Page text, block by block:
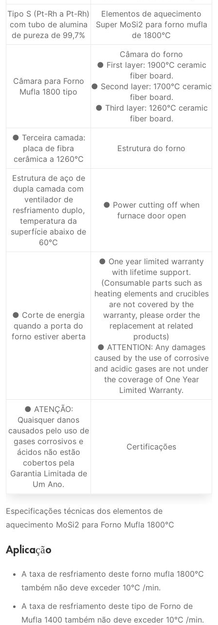
Tipo S (Pt-Rh a Pt-Rh)
com tubo de alumina
de pureza de 99,7%
Elementos de aquecimento
Super MoSi2 para forno mufla
de 1800°C
Câmara para Forno
Mufla 1800 tipo
Câmara do forno
● First layer: 1900℃ ceramic
fiber board.
● Second layer: 1700℃ ceramic
fiber board.
● Third layer: 1260℃ ceramic
fiber board.
● Terceira camada:
placa de fibra
cerâmica a 1260℃
Estrutura do forno
Estrutura de aço de
dupla camada com
ventilador de
resfriamento duplo,
temperatura da
superfície abaixo de
60℃
● Power cutting off when
furnace door open
● Corte de energia
quando a porta do
forno estiver aberta
● One year limited warranty
with lifetime support.
(Consumable parts such as
heating elements and crucibles
are not covered by the
warranty, please order the
replacement at related
products)
● ATTENTION: Any damages
caused by the use of corrosive
and acidic gases are not under
the coverage of One Year
Limited Warranty.
● ATENÇÃO:
Quaisquer danos
causados pelo uso de
gases corrosivos e
ácidos não estão
cobertos pela
Garantia Limitada de
Um Ano.
Certificações
Especificações técnicas dos elementos de
aquecimento MoSi2 para Forno Mufla 1800℃
Aplicação
A taxa de resfriamento deste forno mufla 1800℃
também não deve exceder 10℃ /min.
A taxa de resfriamento deste tipo de Forno de
Mufla 1400 também não deve exceder 10℃ /min.